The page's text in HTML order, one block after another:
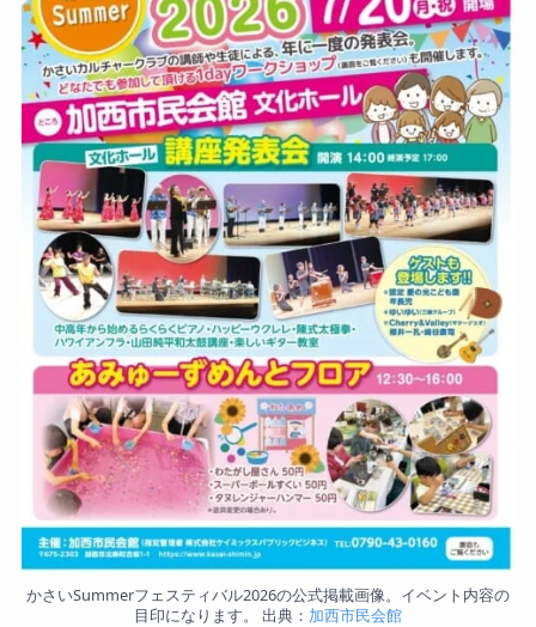
かさいSummerフェスティバル2026の公式掲載画像。イベント内容の
目印になります。 出典： 加西市民会館